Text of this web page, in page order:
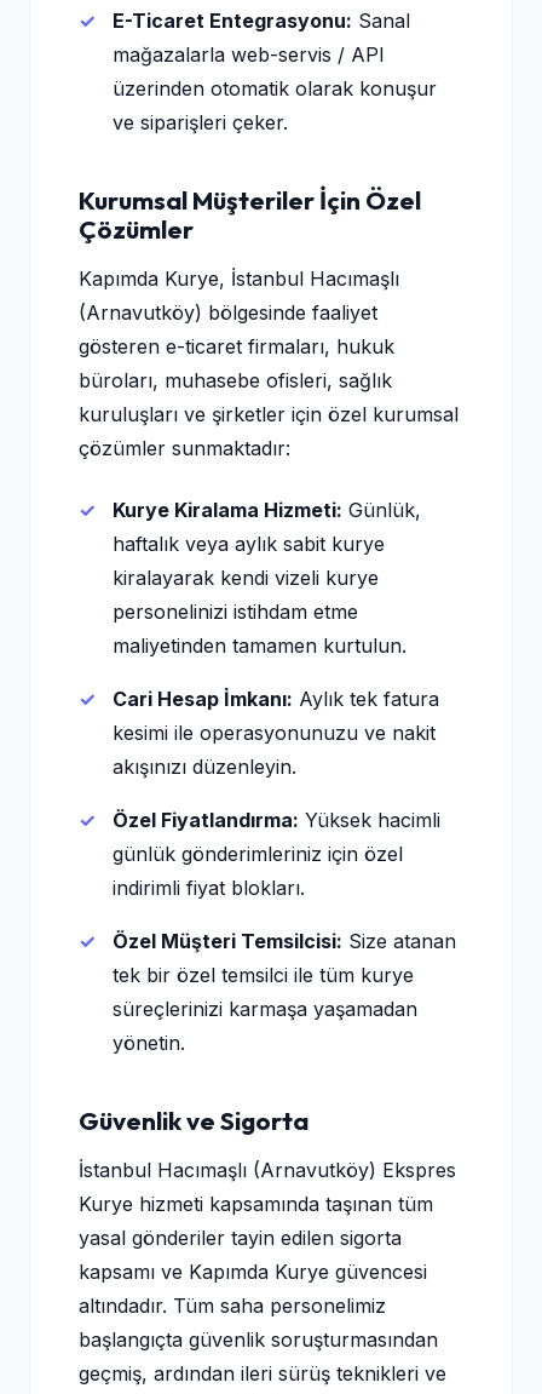
E-Ticaret Entegrasyonu: Sanal
mağazalarla web-servis / API
üzerinden otomatik olarak konuşur
ve siparişleri çeker.
Kurumsal Müşteriler İçin Özel
Çözümler
Kapımda Kurye, İstanbul Hacımaşlı
(Arnavutköy) bölgesinde faaliyet
gösteren e-ticaret firmaları, hukuk
büroları, muhasebe ofisleri, sağlık
kuruluşları ve şirketler için özel kurumsal
çözümler sunmaktadır:
Kurye Kiralama Hizmeti: Günlük,
haftalık veya aylık sabit kurye
kiralayarak kendi vizeli kurye
personelinizi istihdam etme
maliyetinden tamamen kurtulun.
Cari Hesap İmkanı: Aylık tek fatura
kesimi ile operasyonunuzu ve nakit
akışınızı düzenleyin.
Özel Fiyatlandırma: Yüksek hacimli
günlük gönderimleriniz için özel
indirimli fiyat blokları.
Özel Müşteri Temsilcisi: Size atanan
tek bir özel temsilci ile tüm kurye
süreçlerinizi karmaşa yaşamadan
yönetin.
Güvenlik ve Sigorta
İstanbul Hacımaşlı (Arnavutköy) Ekspres
Kurye hizmeti kapsamında taşınan tüm
yasal gönderiler tayin edilen sigorta
kapsamı ve Kapımda Kurye güvencesi
altındadır. Tüm saha personelimiz
başlangıçta güvenlik soruşturmasından
geçmiş, ardından ileri sürüş teknikleri ve